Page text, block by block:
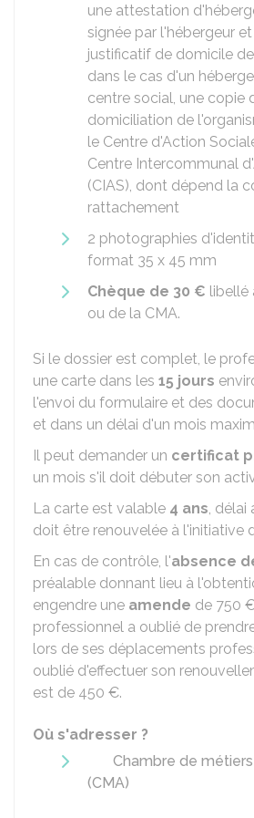
une attestation
signée par l'hébergeur
justificatif de domicile
dans le cas d'un
centre social, une copie
domiciliation de
le Centre d'Action
Centre Intercommunal
(CIAS), dont dépend la
rattachement
2 photographies
format 35 x 45 mm
Chèque de 30 € libellé
ou de la CMA.
Si le dossier est complet, le
une carte dans les 15 jours
l'envoi du formulaire et des
et dans un délai d'un mois
Il peut demander un certificat
un mois s'il doit débuter son
La carte est valable 4 ans, délai
doit être renouvelée à l'initiative
En cas de contrôle, l'absence
préalable donnant lieu à
engendre une amende de 750
professionnel a oublié de
lors de ses déplacements
oublié d'effectuer son
est de 450 €.
Où s'adresser ?
Chambre de
(CMA)